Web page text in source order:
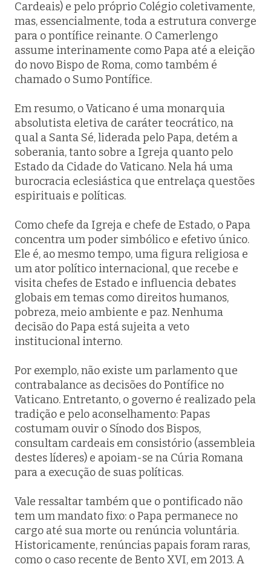
Cardeais) e pelo próprio Colégio coletivamente,
mas, essencialmente, toda a estrutura converge
para o pontífice reinante. O Camerlengo
assume interinamente como Papa até a eleição
do novo Bispo de Roma, como também é
chamado o Sumo Pontífice.
Em resumo, o Vaticano é uma monarquia
absolutista eletiva de caráter teocrático, na
qual a Santa Sé, liderada pelo Papa, detém a
soberania, tanto sobre a Igreja quanto pelo
Estado da Cidade do Vaticano. Nela há uma
burocracia eclesiástica que entrelaça questões
espirituais e políticas.
Como chefe da Igreja e chefe de Estado, o Papa
concentra um poder simbólico e efetivo único.
Ele é, ao mesmo tempo, uma figura religiosa e
um ator político internacional, que recebe e
visita chefes de Estado e influencia debates
globais em temas como direitos humanos,
pobreza, meio ambiente e paz. Nenhuma
decisão do Papa está sujeita a veto
institucional interno.
Por exemplo, não existe um parlamento que
contrabalance as decisões do Pontífice no
Vaticano. Entretanto, o governo é realizado pela
tradição e pelo aconselhamento: Papas
costumam ouvir o Sínodo dos Bispos,
consultam cardeais em consistório (assembleia
destes líderes) e apoiam-se na Cúria Romana
para a execução de suas políticas.
Vale ressaltar também que o pontificado não
tem um mandato fixo: o Papa permanece no
cargo até sua morte ou renúncia voluntária.
Historicamente, renúncias papais foram raras,
como o caso recente de Bento XVI, em 2013. A